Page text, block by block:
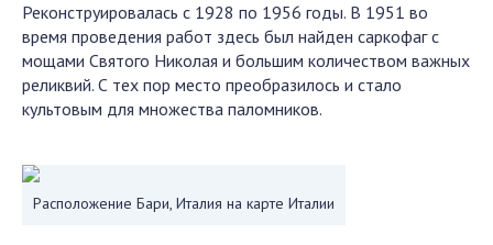
Реконструировалась с 1928 по 1956 годы. В 1951 во
время проведения работ здесь был найден саркофаг с
мощами Святого Николая и большим количеством важных
реликвий. С тех пор место преобразилось и стало
культовым для множества паломников.
Расположение Бари, Италия на карте Италии